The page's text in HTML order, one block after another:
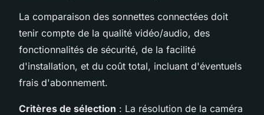
La comparaison des sonnettes connectées doit
tenir compte de la qualité vidéo/audio, des
fonctionnalités de sécurité, de la facilité
d'installation, et du coût total, incluant d'éventuels
frais d'abonnement.
Critères de sélection : La résolution de la caméra